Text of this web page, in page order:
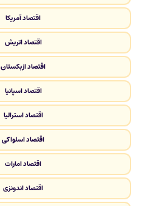
اقتصاد آمریکا
اقتصاد اتریش
اقتصاد ازبکستان
اقتصاد اسپانیا
اقتصاد استرالیا
اقتصاد اسلواکی
اقتصاد امارات
اقتصاد اندونزی